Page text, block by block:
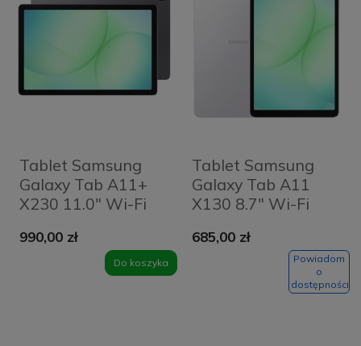
Tablet Samsung
Galaxy Tab A11+
X230 11.0" Wi-Fi
Grey
990,00 zł
Do koszyka
Tablet Samsung
Galaxy Tab A11
X130 8.7" Wi-Fi
Silver
685,00 zł
Powiadom
o
dostępności